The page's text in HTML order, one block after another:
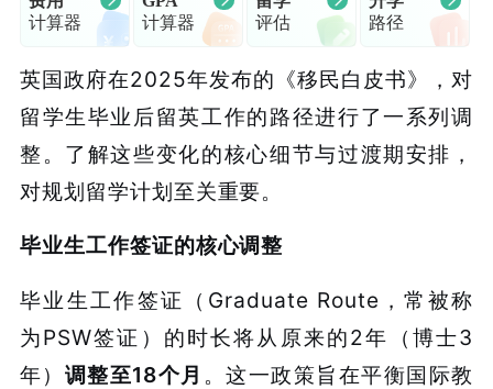
计算器
计算器
评估
路径
英国政府在2025年发布的《移民白皮书》，对
留学生毕业后留英工作的路径进行了一系列调
整。了解这些变化的核心细节与过渡期安排，
对规划留学计划至关重要。
毕业生工作签证的核心调整
毕业生工作签证（Graduate Route，常被称
为PSW签证）的时长将从原来的2年（博士3
年） 调整至18个月 。这一政策旨在平衡国际教